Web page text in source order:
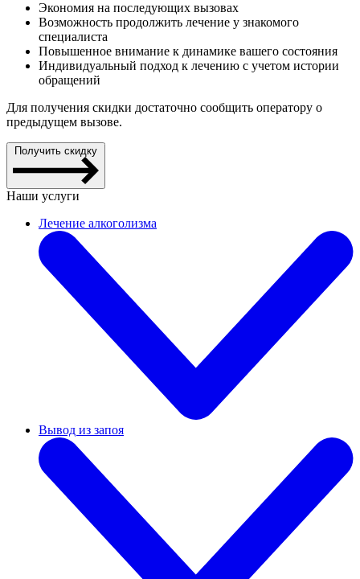
Экономия на последующих вызовах
Возможность продолжить лечение у знакомого
специалиста
Повышенное внимание к динамике вашего состояния
Индивидуальный подход к лечению с учетом истории
обращений
Для получения скидки достаточно сообщить оператору о
предыдущем вызове.
Получить скидку
Наши услуги
Лечение алкоголизма
Вывод из запоя